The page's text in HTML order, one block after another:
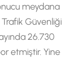
meydana
Güvenliği
26.730
etmiştir. Yine